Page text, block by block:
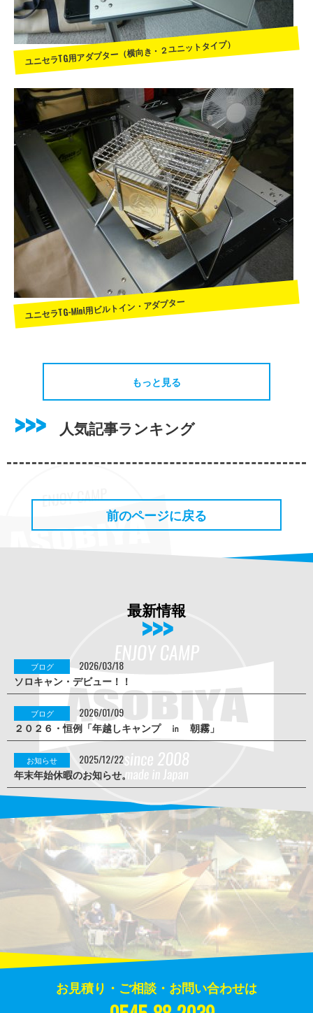
ユニセラTG用アダプター（横向き・２ユニットタイプ）
ユニセラTG-Mini用ビルトイン・アダプター
もっと見る
人気記事ランキング
前のページに戻る
最新情報
ブログ
2026/03/18
ソロキャン・デビュー！！
ブログ
2026/01/09
２０２６・恒例「年越しキャンプ ㏌ 朝霧」
お知らせ
2025/12/22
年末年始休暇のお知らせ。
お見積り・ご相談・お問い合わせは